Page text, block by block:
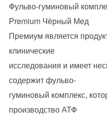
Фульво-гуминовый
Premium Чёрный Мед
Премиум является
клинические
исследования и имеет
содержит фульво-
гуминовый комплекс,
производство АТФ